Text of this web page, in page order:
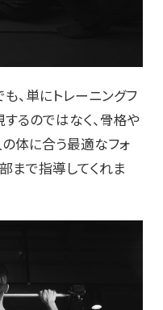
、単にトレーニングフ
るのではなく、骨格や
体に合う最適なフォ
まで指導してくれま